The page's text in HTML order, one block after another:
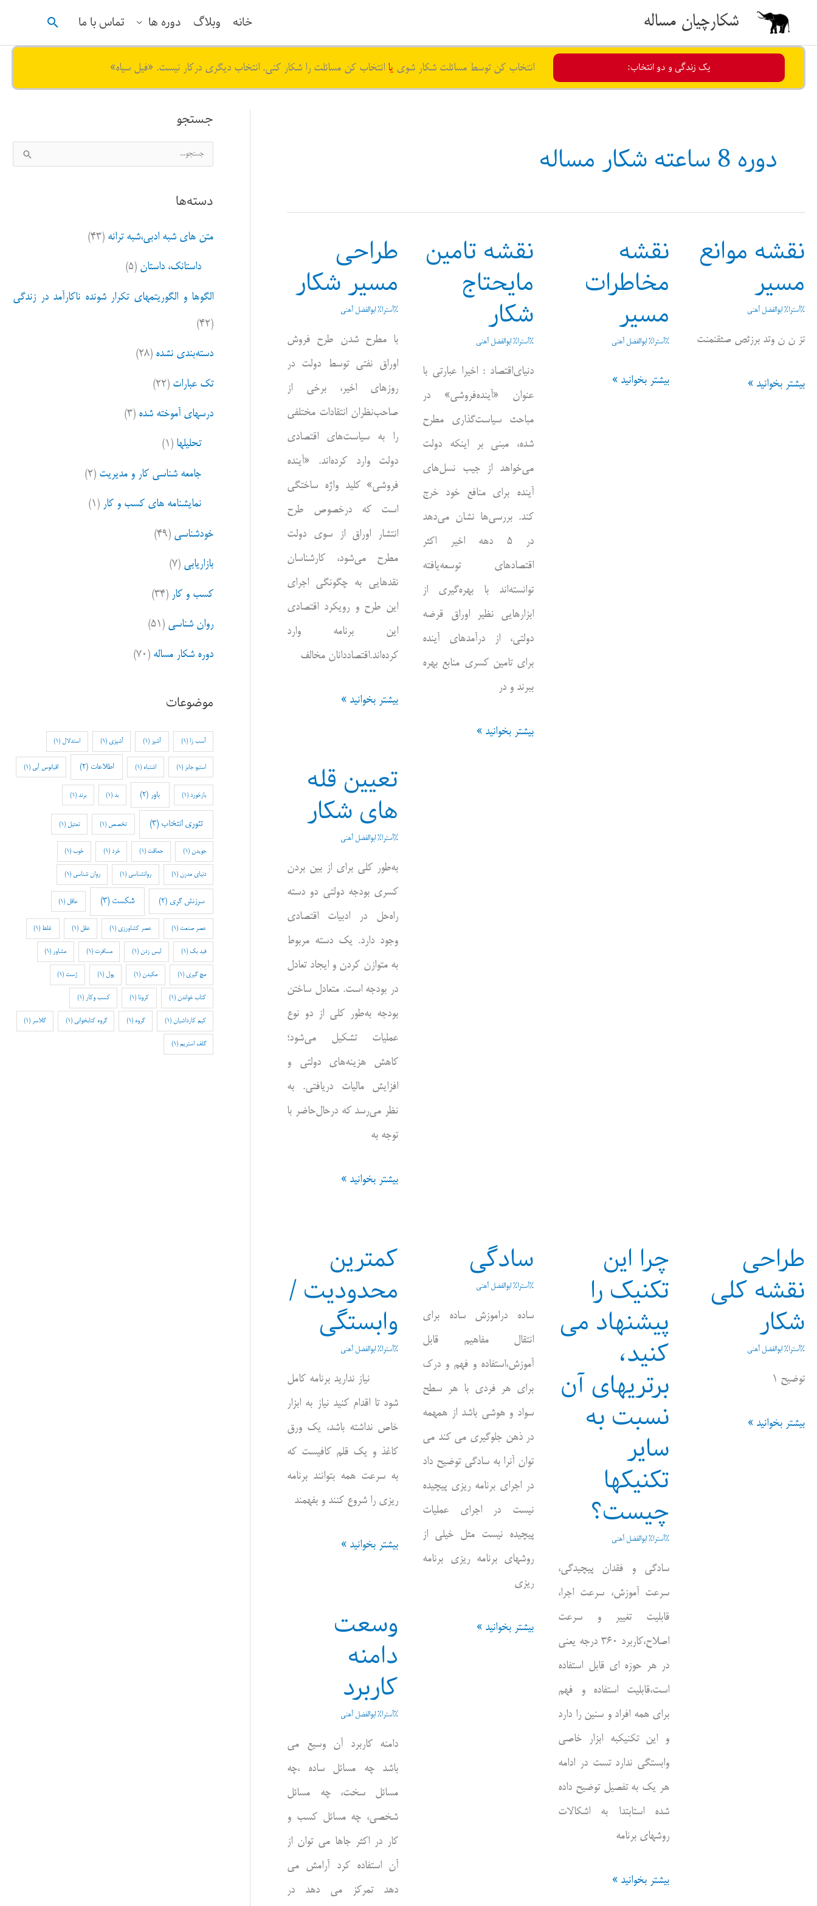
شکارچیان مساله خانه وبلاگ دوره ها تماس با ما جستجو
یک زندگی و دو انتخاب: انتخاب کن توسط مسائلت شکار شوی یا انتخاب کن مسائلت را شکار کنی. انتخاب دیگری درکار نیست. «فیل سیاه»
دوره 8 ساعته شکار مساله
نقشه موانع
مسیر
%آسترا% ابوالفضل آهنی
تز ن ن وتد برزثص صثقنمنت
نقشه
بیشتر بخوانید »
نقشه
مخاطرات
مسیر
%آسترا% ابوالفضل آهنی
نقشه
بیشتر بخوانید »
نقشه تامین
مایحتاج
شکار
%آسترا% ابوالفضل آهنی
دنیای‌اقتصاد : اخیرا عبارتی با
عنوان «آینده‌فروشی»‌ در
مباحث سیاست‌گذاری مطرح
شده، مبنی بر اینکه دولت
می‌خواهد از جیب نسل‌های
آینده برای منافع خود خرج
کند. بررسی‌ها نشان می‌دهد
در ۵ دهه اخیر اکثر
اقتصادهای توسعه‌یافته
توانسته‌اند با بهره‌گیری از
ابزارهایی نظیر اوراق قرضه
دولتی، از درآمدهای آینده
برای تامین کسری منابع بهره
ببرند و در
نقشه
بیشتر بخوانید »
طراحی
مسیر شکار
%آسترا% ابوالفضل آهنی
با مطرح شدن طرح فروش
اوراق نفتی توسط دولت در
روزهای اخیر، برخی از
صاحب‌نظران انتقادات مختلفی
را به سیاست‌های اقتصادی
دولت وارد کرده‌اند. «آینده
فروشی» کلید واژه ساختگی
است که درخصوص طرح
انتشار اوراق از سوی دولت
مطرح می‌شود، کارشناسان
نقدهایی به چگونگی اجرای
این طرح و رویکرد اقتصادی
این برنامه وارد
کرده‌اند.اقتصاددانان مخالف
طراحی
بیشتر بخوانید »
تعیین قله
های شکار
%آسترا% ابوالفضل آهنی
به‌طور کلی برای از بین بردن
کسری بودجه دولتی دو دسته
راه‌حل در ادبیات اقتصادی
وجود دارد. یک دسته مربوط
به متوازن کردن و ایجاد تعادل
در بودجه است. متعادل ساختن
بودجه به‌طور کلی از دو نوع
عملیات تشکیل می‌شود؛
کاهش هزینه‌های دولتی و
افزایش مالیات دریافتی. به
نظر می‌رسد که درحال‌حاضر با
توجه به
تعیین
شکار
بیشتر بخوانید »
طراحی
نقشه کلی
شکار
%آسترا% ابوالفضل آهنی
توضیح ۱
طراحی
بیشتر بخوانید »
چرا این
تکنیک را
پیشنهاد می
کنید،
برتریهای آن
نسبت به
سایر
تکنیکها
چیست؟
%آسترا% ابوالفضل آهنی
سادگی و فقدان پیچیدگی،
سرعت آموزش، سرعت اجرا،
قابلیت تغییر و سرعت
اصلاح،کاربرد ۳۶۰ درجه یعنی
در هر حوزه ای قابل استفاده
است،قابلیت استفاده و فهم
برای همه افراد و سنین را دارد
و این تکنیکبه ابزار خاصی
وابستگی ندارد تست در ادامه
هر یک به تفصیل توضیح داده
شده استابتدا به اشکالات
روشهای برنامه
چرا
بیشتر بخوانید »
سادگی
%آسترا% ابوالفضل آهنی
ساده دراموزش ساده برای
انتقال مفاهیم قابل
آموزش،استفاده و فهم و درک
برای هر فردی با هر سطح
سواد و هوشی باشد از همهمه
در ذهن جلوگیری می کند می
توان آنرا به سادگی توضیح داد
در اجرای برنامه ریزی پیچیده
نیست در اجرای عملیات
پیچیده نیست مثل خیلی از
روشهای برنامه ریزی برنامه
ریزی
سادگی
بیشتر بخوانید »
کمترین
محدودیت /
وابستگی
%آسترا% ابوالفضل آهنی
نیاز ندارید برنامه کامل
شود تا اقدام کنید نیاز به ابزار
خاص نداشته باشد، یک ورق
کاغذ و یک قلم کافیست که
به سرعت همه بتوانند برنامه
ریزی را شروع کنند و بفهمند
کمترین
بیشتر بخوانید »
وسعت
دامنه
کاربرد
%آسترا% ابوالفضل آهنی
دامنه کاربرد آن وسیع می
باشد چه مسائل ساده ،چه
مسائل سخت، چه مسائل
شخصی، چه مسائل کسب و
کار در اکثر جاها می توان از
آن استفاده کرد آرامش می
دهد تمرکز می دهد در
جستجو
س
ج
ب
ی
دسته‌ها
متن های شبه ادبی،شبه ترانه (۴۳)
داستانک، داستان (۵)
الگوها و الگوریتمهای تکرار شونده ناکارآمد در زندگی
(۴۲)
دسته‌بندی نشده (۲۸)
تک عبارات (۲۲)
درسهای آموخته شده (۳)
تحلیلها (۱)
جامعه شناسی کار و مدیریت (۲)
نمایشنامه های کسب و کار (۱)
خودشناسی (۴۹)
بازاریابی (۷)
کسب و کار (۳۴)
روان شناسی (۵۱)
دوره شکار مساله (۷۰)
موضوعات
آسب زا (1) آشپز (1) آشپزی (1) استدلال (1)
استیو جابز (1) اشتباه (1) اطلاعات (2) اقیانوس آبی (1)
بازخورد (1) باور (2) بد(1) برند (1)
تئوری انتخاب (3) تخصص (1) تمثیل (1)
جویدن (1) حماقت(1) خرد (1) خوب(1)
دنیای مدرن (1) روانشناسی (1) روان شناسی (1)
سرزنش گری (2) شکست (3) عاقل (1)
عصر صنعت (1) عصر کشاورزی(1) عقل (1) غلط (1)
فید بک (1) لیس زدن (1) مسافرت (1) مشاور (1)
مچ گیری (1) مکیدن (1) پول (1) ژست(1)
کتاب خواندن (1) کرونا (1) کسب وکار (1)
کیم کارداشیان (1) گروه (1) گروه کتابخوانی (1) گلاسر (1)
گلف استریم (1)